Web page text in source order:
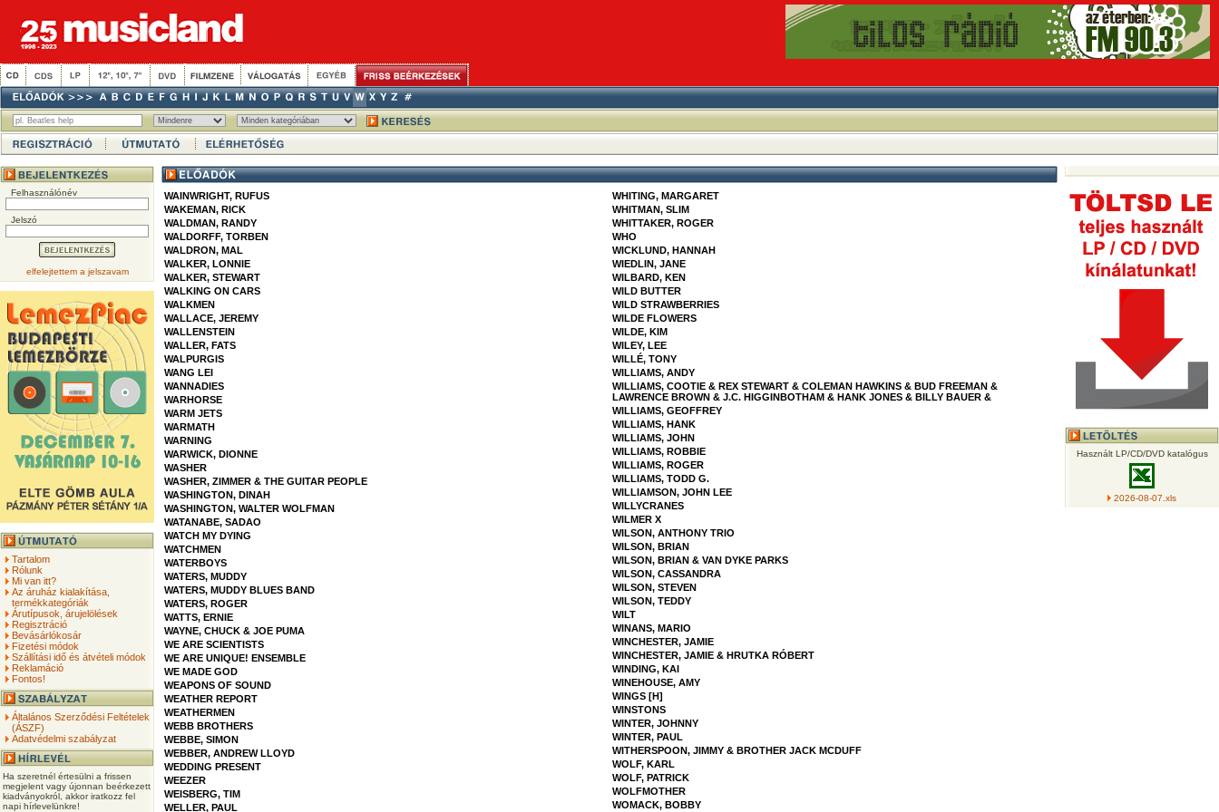
Felhasználónév
Jelszó
elfelejtettem a jelszavam
Tartalom
Rólunk
Mi van itt?
Az áruház kialakítása,
termékkategóriák
Árutípusok, árujelölések
Regisztráció
Bevásárlókosár
Fizetési módok
Szállítási idő és átvételi módok
Reklamáció
Fontos!
Általános Szerződési Feltételek
(ÁSZF)
Adatvédelmi szabályzat
Ha szeretnél értesülni a frissen
megjelent vagy újonnan beérkezett
kiadványokról, akkor iratkozz fel
napi hírlevelünkre!
WAINWRIGHT, RUFUS
WAKEMAN, RICK
WALDMAN, RANDY
WALDORFF, TORBEN
WALDRON, MAL
WALKER, LONNIE
WALKER, STEWART
WALKING ON CARS
WALKMEN
WALLACE, JEREMY
WALLENSTEIN
WALLER, FATS
WALPURGIS
WANG LEI
WANNADIES
WARHORSE
WARM JETS
WARMATH
WARNING
WARWICK, DIONNE
WASHER
WASHER, ZIMMER & THE GUITAR PEOPLE
WASHINGTON, DINAH
WASHINGTON, WALTER WOLFMAN
WATANABE, SADAO
WATCH MY DYING
WATCHMEN
WATERBOYS
WATERS, MUDDY
WATERS, MUDDY BLUES BAND
WATERS, ROGER
WATTS, ERNIE
WAYNE, CHUCK & JOE PUMA
WE ARE SCIENTISTS
WE ARE UNIQUE! ENSEMBLE
WE MADE GOD
WEAPONS OF SOUND
WEATHER REPORT
WEATHERMEN
WEBB BROTHERS
WEBBE, SIMON
WEBBER, ANDREW LLOYD
WEDDING PRESENT
WEEZER
WEISBERG, TIM
WELLER, PAUL
WHITING, MARGARET
WHITMAN, SLIM
WHITTAKER, ROGER
WHO
WICKLUND, HANNAH
WIEDLIN, JANE
WILBARD, KEN
WILD BUTTER
WILD STRAWBERRIES
WILDE FLOWERS
WILDE, KIM
WILEY, LEE
WILLÉ, TONY
WILLIAMS, ANDY
WILLIAMS, COOTIE & REX STEWART & COLEMAN HAWKINS & BUD FREEMAN &
LAWRENCE BROWN & J.C. HIGGINBOTHAM & HANK JONES & BILLY BAUER &
WILLIAMS, GEOFFREY
WILLIAMS, HANK
WILLIAMS, JOHN
WILLIAMS, ROBBIE
WILLIAMS, ROGER
WILLIAMS, TODD G.
WILLIAMSON, JOHN LEE
WILLYCRANES
WILMER X
WILSON, ANTHONY TRIO
WILSON, BRIAN
WILSON, BRIAN & VAN DYKE PARKS
WILSON, CASSANDRA
WILSON, STEVEN
WILSON, TEDDY
WILT
WINANS, MARIO
WINCHESTER, JAMIE
WINCHESTER, JAMIE & HRUTKA RÓBERT
WINDING, KAI
WINEHOUSE, AMY
WINGS [H]
WINSTONS
WINTER, JOHNNY
WINTER, PAUL
WITHERSPOON, JIMMY & BROTHER JACK MCDUFF
WOLF, KARL
WOLF, PATRICK
WOLFMOTHER
WOMACK, BOBBY
Használt LP/CD/DVD katalógus
2026-08-07.xls